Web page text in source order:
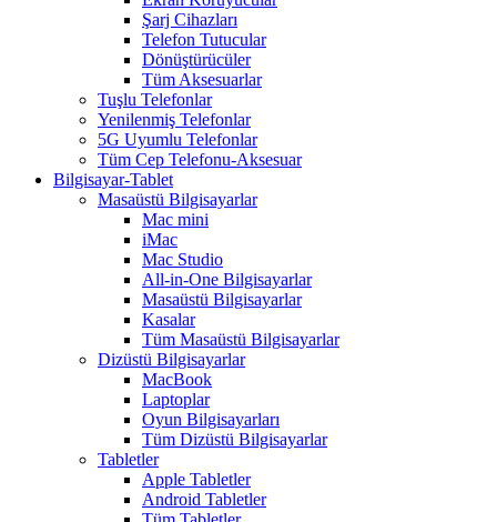
Şarj Cihazları
Telefon Tutucular
Dönüştürücüler
Tüm Aksesuarlar
Tuşlu Telefonlar
Yenilenmiş Telefonlar
5G Uyumlu Telefonlar
Tüm Cep Telefonu-Aksesuar
Bilgisayar-Tablet
Masaüstü Bilgisayarlar
Mac mini
iMac
Mac Studio
All-in-One Bilgisayarlar
Masaüstü Bilgisayarlar
Kasalar
Tüm Masaüstü Bilgisayarlar
Dizüstü Bilgisayarlar
MacBook
Laptoplar
Oyun Bilgisayarları
Tüm Dizüstü Bilgisayarlar
Tabletler
Apple Tabletler
Android Tabletler